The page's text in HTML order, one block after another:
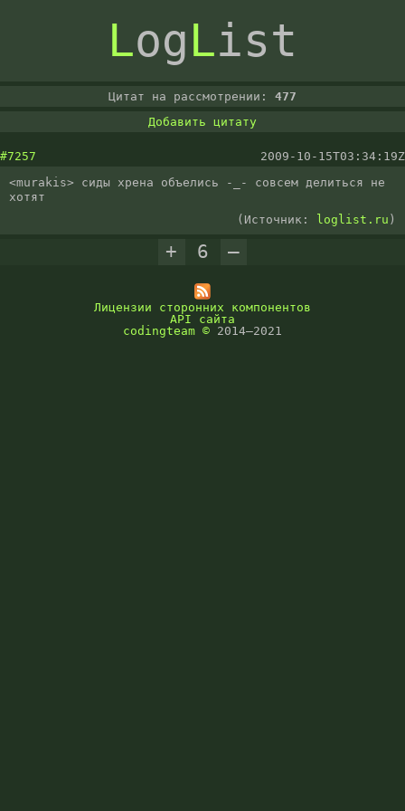
LogList
Цитат на рассмотрении: 477
Добавить цитату
#7257
2009-10-15T03:34:19Z
<murakis> сиды хрена объелись -_- совсем делиться не
хотят
(Источник:
loglist.ru )
+ 6 –
Лицензии сторонних компонентов
API сайта
codingteam © 2014–2021